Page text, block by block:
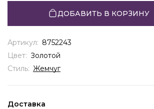
ДОБАВИТЬ В КОРЗИНУ
Артикул: 8752243
Цвет: Золотой
Стиль: Жемчуг
Доставка